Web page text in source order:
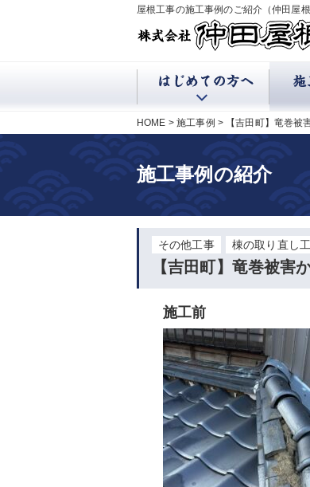
屋根工事の施工事例のご紹介（仲田屋根
HOME 施工事例 【吉田町】竜巻
施工事例の紹介
その他工事 棟の取り直し
【吉田町】竜巻被害
施工前